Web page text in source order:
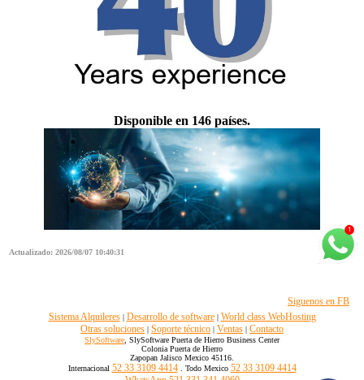
Disponible en 146 países.
Actualizado: 2026/08/07 10:40:31
Siguenos en FB
Sistema Alquileres| Desarrollo de software| World class WebHosting
Otras soluciones | Soporte técnico | Ventas | Contacto
SlySoftware , SlySoftware Puerta de Hierro Business Center
Colonia Puerta de Hierro
Zapopan Jalisco Mexico 45116.
Internacional 52 33 3109 4414. Todo Mexico 52 33 3109 4414